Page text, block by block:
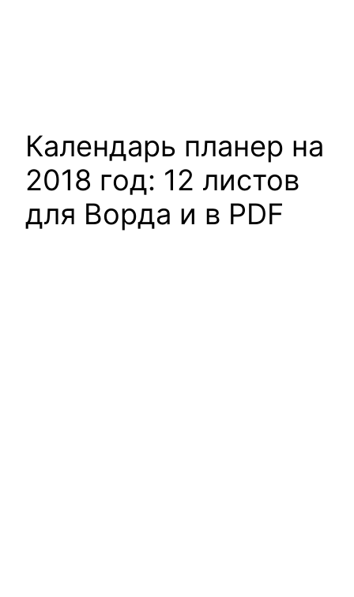
Календарь планер на
2018 год: 12 листов
для Ворда и в PDF